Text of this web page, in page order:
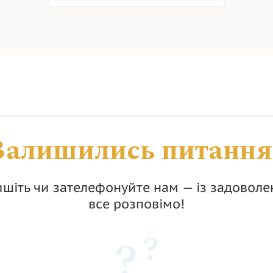
чи зателефонуйте нам — із
все розповімо!